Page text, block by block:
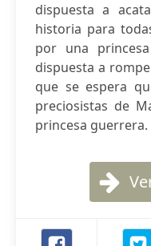
dispuesta a
historia para
por una
dispuesta a
que se espera
preciosistas de
princesa guerrera.